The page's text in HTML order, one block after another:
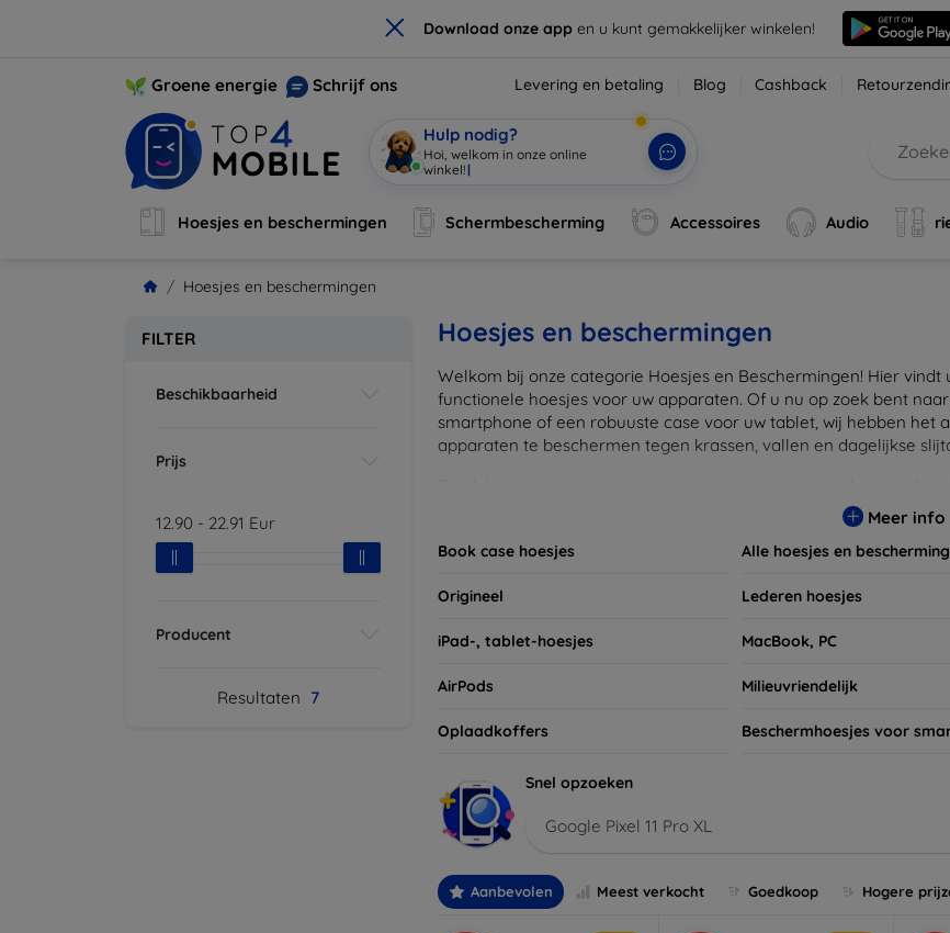
× Download onze app en u kunt gemakkelijker winkelen!
Groene energie Schrijf ons Levering en betaling Blog Cashback
Hulp nodig?
Hoi, welkom in onze online w
Hoesjes en beschermingen Schermbescherming Accessoires Audio
Hoesjes en beschermingen
FILTER
Beschikbaarheid
Prijs
12.90 - 22.91 Eur
Producent
Resultaten 7
Hoesjes en beschermingen
Welkom bij onze categorie Hoesjes en Beschermingen! Hier
functionele hoesjes voor uw apparaten. Of u nu op zoek bent
smartphone of een robuuste case voor uw tablet, wij hebben het
apparaten te beschermen tegen krassen, vallen en dagelijkse
Vergeet niet om ook naar onze schermbeschermers en andere
van uw apparaten. Shop nu en geef uw apparaat de bescherming
Meer info
Book case hoesjes Alle hoesjes en
Origineel Lederen hoesjes
iPad-, tablet-hoesjes MacBook, PC
AirPods Milieuvriendelijk
Oplaadkoffers Beschermhoesjes voor
Snel opzoeken
Google Pixel 11 Pro XL
Aanbevolen Meest verkocht Goedkoop Hogere